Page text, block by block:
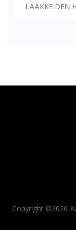
LÄÄKKEIDEN
Copyright ©2026